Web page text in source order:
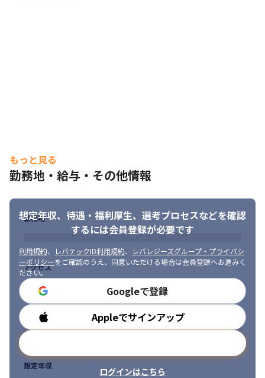
もっと見る
勤務地・給与・その他情報
想定年収、待遇・福利厚生、 選考プロセスなどを確認
するには会員登録が必要です
利用規約、 レバテックID利用規約、
レバレジーズグループ・プライバシ
ーポリシーをご確認のうえ、同意いただける場合は会員登録へお進みく
ださい。
Googleで登録
Appleでサインアップ
ログインはこちら
勤務地
アクセス
勤務時間
想定年収